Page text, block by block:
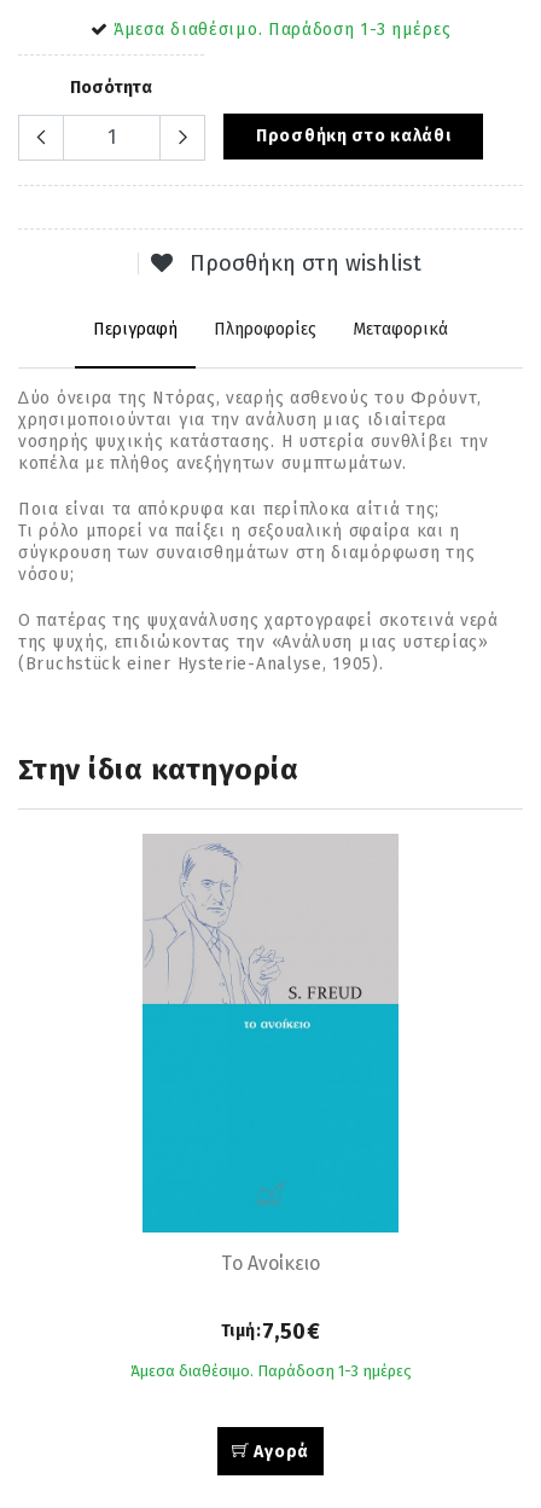
Άμεσα διαθέσιμο. Παράδοση 1-3 ημέρες
Ποσότητα
Προσθήκη στο καλάθι
Προσθήκη στη wishlist
Περιγραφή Πληροφορίες Μεταφορικά
∆ύο όνειρα της Ντόρας, νεαρής ασθενούς του Φρόυντ,
χρησιμοποιούνται για την ανάλυση μιας ιδιαίτερα
νοσηρής ψυχικής κατάστασης. Η υστερία συνθλίβει την
κοπέλα με πλήθος ανεξήγητων συμπτωμάτων.
Ποια είναι τα απόκρυφα και περίπλοκα αίτιά της;
Τι ρόλο μπορεί να παίξει η σεξουαλική σφαίρα και η
σύγκρουση των συναισθημάτων στη διαμόρφωση της
νόσου;
Ο πατέρας της ψυχανάλυσης χαρτογραφεί σκοτεινά νερά
της ψυχής, επιδιώκοντας την «Ανάλυση μιας υστερίας»
(Bruchstück einer Hysterie-Analyse, 1905).
Στην ίδια κατηγορία
Τo Ανοίκειο
Τιμή:7,50€
Άμεσα διαθέσιμο. Παράδοση 1-3 ημέρες
Αγορά